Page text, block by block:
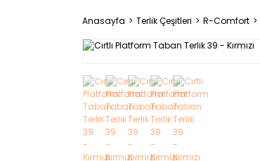
Anasayfa Terlik Çeşitleri R-Comfort